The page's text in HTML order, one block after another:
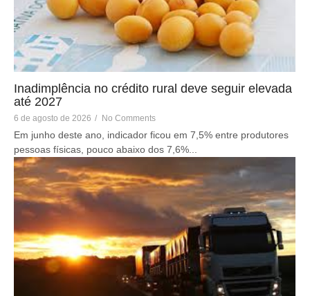
Inadimplência no crédito rural deve seguir elevada
até 2027
6 de agosto de 2026 / No Comments
Em junho deste ano, indicador ficou em 7,5% entre produtores
pessoas físicas, pouco abaixo dos 7,6%...